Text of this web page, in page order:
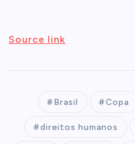
Source link
Brasil Copa
direitos humanos